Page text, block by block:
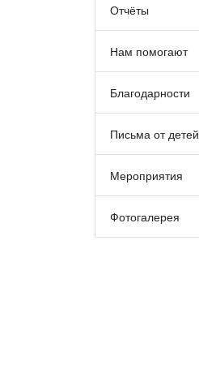
Отчёты
Нам помогают
Благодарности
Письма от детей
Мероприятия
Фотогалерея